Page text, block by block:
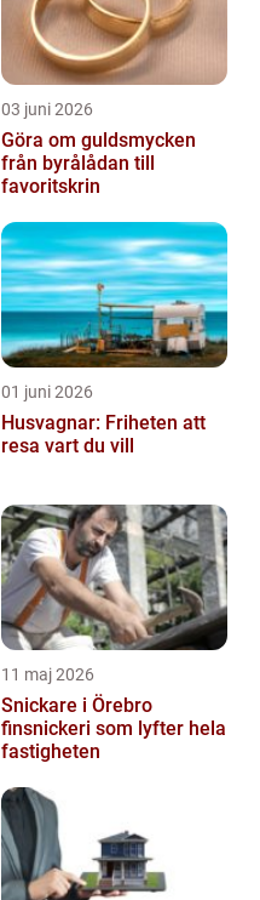
03 juni 2026
Göra om guldsmycken
från byrålådan till
favoritskrin
01 juni 2026
Husvagnar: Friheten att
resa vart du vill
11 maj 2026
Snickare i Örebro
finsnickeri som lyfter hela
fastigheten